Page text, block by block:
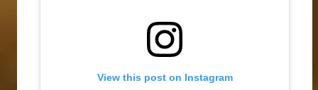
View this post on Instagram